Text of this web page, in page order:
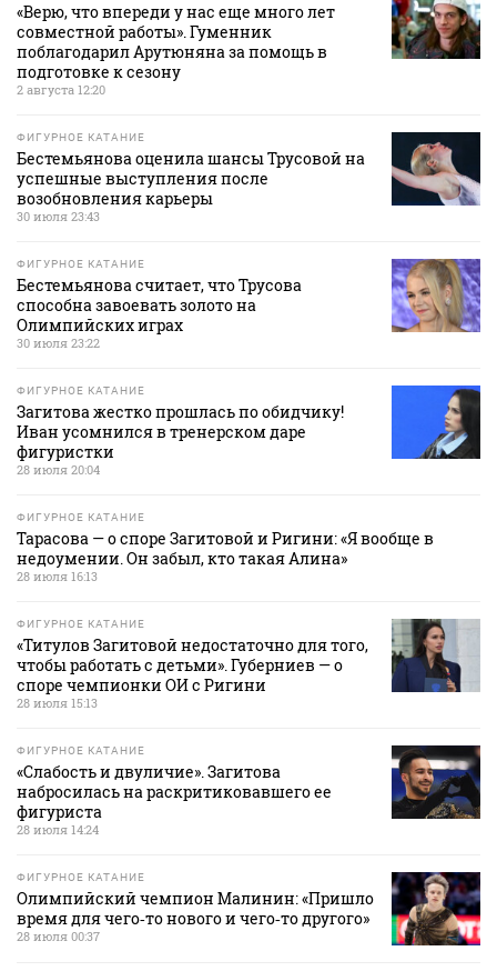
«Верю, что впереди у нас еще много лет
совместной работы». Гуменник
поблагодарил Арутюняна за помощь в
подготовке к сезону
2 августа 12:20
ФИГУРНОЕ КАТАНИЕ
Бестемьянова оценила шансы Трусовой на
успешные выступления после
возобновления карьеры
30 июля 23:43
ФИГУРНОЕ КАТАНИЕ
Бестемьянова считает, что Трусова
способна завоевать золото на
Олимпийских играх
30 июля 23:22
ФИГУРНОЕ КАТАНИЕ
Загитова жестко прошлась по обидчику!
Иван усомнился в тренерском даре
фигуристки
28 июля 20:04
ФИГУРНОЕ КАТАНИЕ
Тарасова — о споре Загитовой и Ригини: «Я вообще в
недоумении. Он забыл, кто такая Алина»
28 июля 16:13
ФИГУРНОЕ КАТАНИЕ
«Титулов Загитовой недостаточно для того,
чтобы работать с детьми». Губерниев — о
споре чемпионки ОИ с Ригини
28 июля 15:13
ФИГУРНОЕ КАТАНИЕ
«Слабость и двуличие». Загитова
набросилась на раскритиковавшего ее
фигуриста
28 июля 14:24
ФИГУРНОЕ КАТАНИЕ
Олимпийский чемпион Малинин: «Пришло
время для чего‑то нового и чего‑то другого»
28 июля 00:37